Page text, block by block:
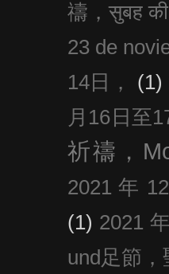
禱，सुबह की
23 de
14日，
(1)
月16日至
祈禱，
2021 年
(1) 2021
und足節，